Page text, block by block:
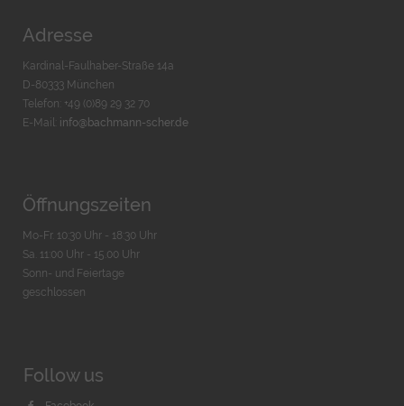
Adresse
Kardinal-Faulhaber-Straße 14a
D-80333 München
Telefon: +49 (0)89 29 32 70
E-Mail: info@bachmann-scher.de
Öffnungszeiten
Mo-Fr. 10:30 Uhr - 18:30 Uhr
Sa. 11:00 Uhr - 15.00 Uhr
Sonn- und Feiertage
geschlossen
Follow us